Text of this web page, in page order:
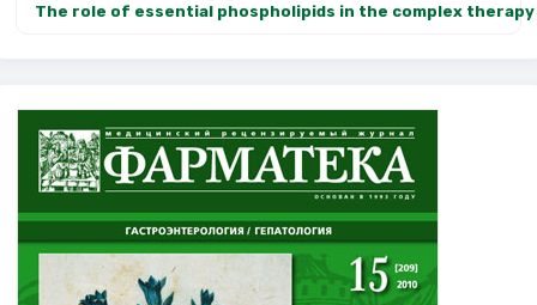
The role of essential phospholipids in the complex